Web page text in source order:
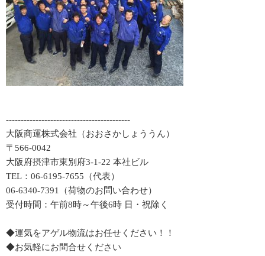
------------------------------------------
大阪商運株式会社（おおさかしょううん）
〒566-0042
大阪府摂津市東別府3-1-22 本社ビル
TEL：06-6195-7655（代表）
06-6340-7391（荷物のお問い合わせ）
受付時間：午前8時～午後6時 日・祝除く
◆運気をアゲル物流はお任せください！！
◆お気軽にお問合せください